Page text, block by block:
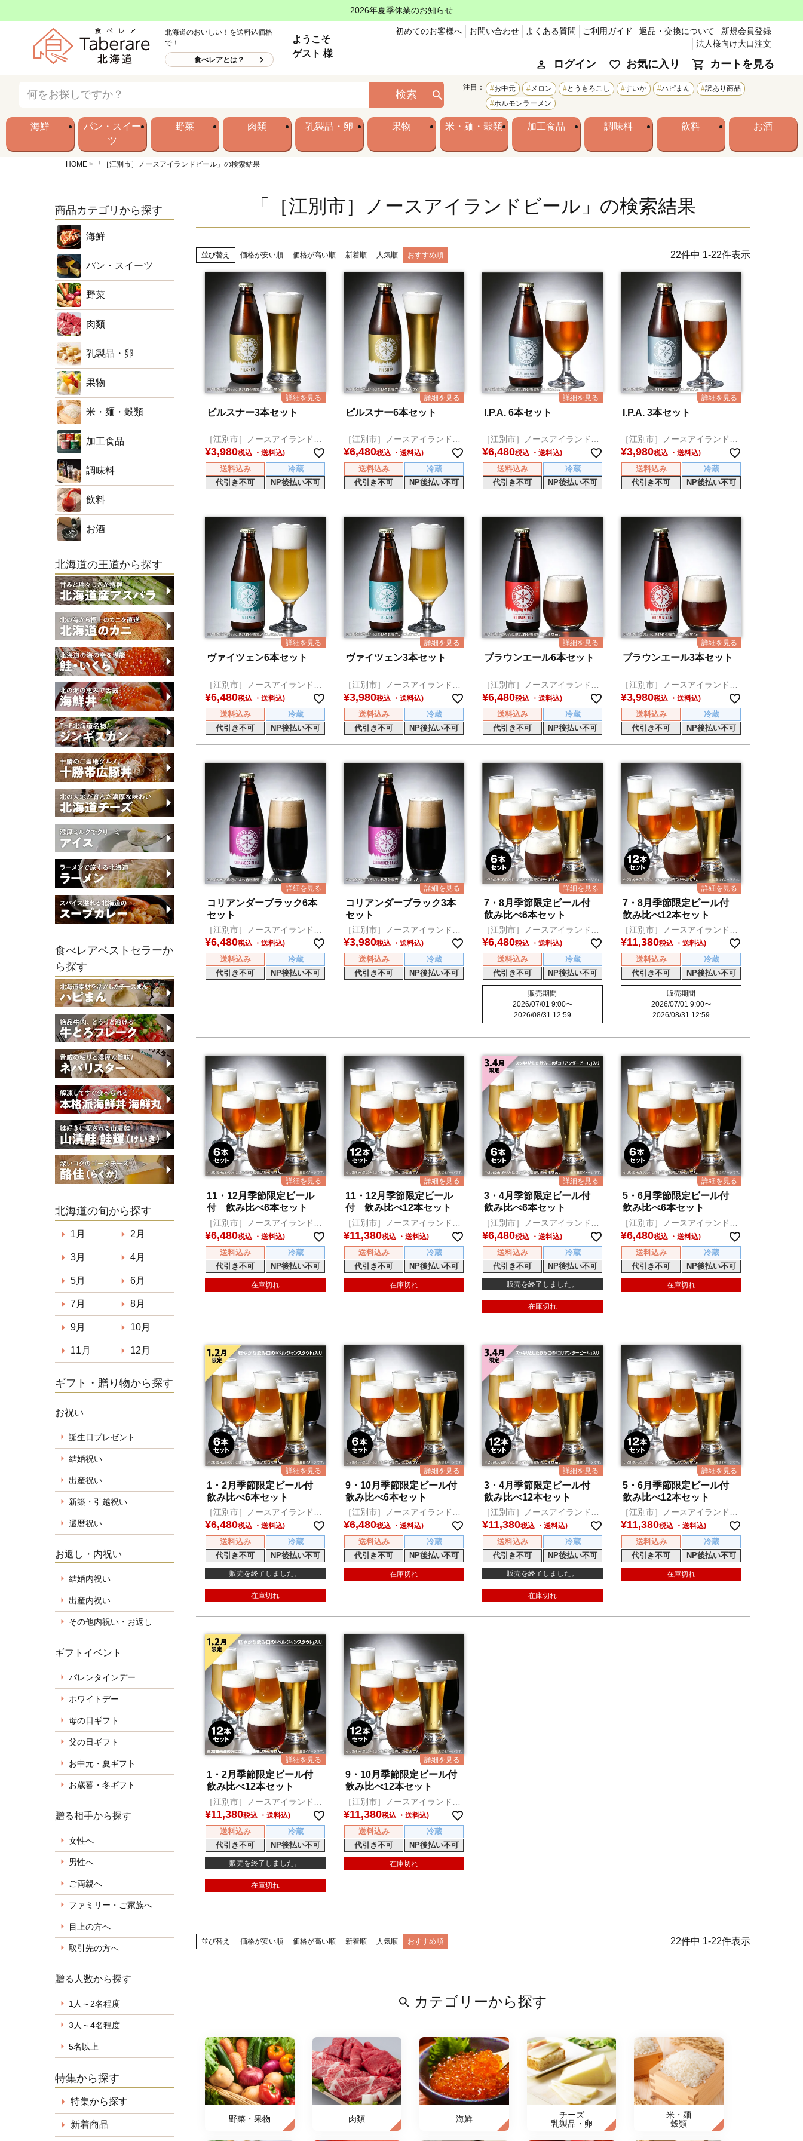
2026年夏季休業のお知らせ
北海道のおいしい！を送料込価格
で！
食べレアとは？
ようこそ
ゲスト 様
初めてのお客様へ お問い合わせ よくある質問 ご利用ガイド 返品・交換について
新規会員登録
法人様向け大口注文
ログイン お気に入り カートを見る
検索
注目： お中元 メロン とうもろこし すいか ハピまん
訳あり商品
ホルモンラーメン
海鮮
パン・スイー
ツ
野菜 肉類 乳製品・卵 果物 米・麺・穀類 加工食品 調味料 飲料 お酒
HOME 「［江別市］ノースアイランドビール」の検索結果
商品カテゴリから探す
海鮮
パン・スイーツ
野菜
肉類
乳製品・卵
果物
米・麺・穀類
加工食品
調味料
飲料
お酒
北海道の王道から探す
食べレアベストセラーか
ら探す
北海道の旬から探す
1月 2月
3月 4月
5月 6月
7月 8月
9月 10月
11月 12月
ギフト・贈り物から探す
お祝い
誕生日プレゼント
結婚祝い
出産祝い
新築・引越祝い
還暦祝い
お返し・内祝い
結婚内祝い
出産内祝い
その他内祝い・お返し
ギフトイベント
バレンタインデー
ホワイトデー
母の日ギフト
父の日ギフト
お中元・夏ギフト
お歳暮・冬ギフト
贈る相手から探す
女性へ
男性へ
ご両親へ
ファミリー・ご家族へ
目上の方へ
取引先の方へ
贈る人数から探す
1人～2名程度
3人～4名程度
5名以上
特集から探す
特集から探す
新着商品
「［江別市］ノースアイランドビール」の検索結果
並び替え 価格が安い順 価格が高い順 新着順 人気順 おすすめ順 22件中 1-22件表示
ピルスナー3本セット
［江別市］ノースアイランドビ
ール
¥3,980税込
送料込み
冷蔵
代引き不可
NP後払い不可
ピルスナー6本セット
［江別市］ノースアイランドビ
ール
¥6,480税込
送料込み
冷蔵
代引き不可
NP後払い不可
I.P.A. 6本セット
［江別市］ノースアイランドビ
ール
¥6,480税込
送料込み
冷蔵
代引き不可
NP後払い不可
I.P.A. 3本セット
［江別市］ノースアイランドビ
ール
¥3,980税込
送料込み
冷蔵
代引き不可
NP後払い不可
ヴァイツェン6本セット
［江別市］ノースアイランドビ
ール
¥6,480税込
送料込み
冷蔵
代引き不可
NP後払い不可
ヴァイツェン3本セット
［江別市］ノースアイランドビ
ール
¥3,980税込
送料込み
冷蔵
代引き不可
NP後払い不可
ブラウンエール6本セット
［江別市］ノースアイランドビ
ール
¥6,480税込
送料込み
冷蔵
代引き不可
NP後払い不可
ブラウンエール3本セット
［江別市］ノースアイランドビ
ール
¥3,980税込
送料込み
冷蔵
代引き不可
NP後払い不可
コリアンダーブラック6本
セット
［江別市］ノースアイランドビ
ール
¥6,480税込
送料込み
冷蔵
代引き不可
NP後払い不可
コリアンダーブラック3本
セット
［江別市］ノースアイランドビ
ール
¥3,980税込
送料込み
冷蔵
代引き不可
NP後払い不可
7・8月季節限定ビール付
飲み比べ6本セット
［江別市］ノースアイランドビ
ール
¥6,480税込
送料込み
冷蔵
代引き不可
NP後払い不可
販売期間
2026/07/01 9:00〜
2026/08/31 12:59
7・8月季節限定ビール付
飲み比べ12本セット
［江別市］ノースアイランドビ
ール
¥11,380税込
送料込み
冷蔵
代引き不可
NP後払い不可
販売期間
2026/07/01 9:00〜
2026/08/31 12:59
11・12月季節限定ビール
付 飲み比べ6本セット
［江別市］ノースアイランドビ
ール
¥6,480税込
送料込み
冷蔵
代引き不可
NP後払い不可
在庫切れ
11・12月季節限定ビール
付 飲み比べ12本セット
［江別市］ノースアイランドビ
ール
¥11,380税込
送料込み
冷蔵
代引き不可
NP後払い不可
在庫切れ
3・4月季節限定ビール付
飲み比べ6本セット
［江別市］ノースアイランドビ
ール
¥6,480税込
送料込み
冷蔵
代引き不可
NP後払い不可
販売を終了しました。
在庫切れ
5・6月季節限定ビール付
飲み比べ6本セット
［江別市］ノースアイランドビ
ール
¥6,480税込
送料込み
冷蔵
代引き不可
NP後払い不可
在庫切れ
1・2月季節限定ビール付
飲み比べ6本セット
［江別市］ノースアイランドビ
ール
¥6,480税込
送料込み
冷蔵
代引き不可
NP後払い不可
販売を終了しました。
在庫切れ
9・10月季節限定ビール付
飲み比べ6本セット
［江別市］ノースアイランドビ
ール
¥6,480税込
送料込み
冷蔵
代引き不可
NP後払い不可
在庫切れ
3・4月季節限定ビール付
飲み比べ12本セット
［江別市］ノースアイランドビ
ール
¥11,380税込
送料込み
冷蔵
代引き不可
NP後払い不可
販売を終了しました。
在庫切れ
5・6月季節限定ビール付
飲み比べ12本セット
［江別市］ノースアイランドビ
ール
¥11,380税込
送料込み
冷蔵
代引き不可
NP後払い不可
在庫切れ
1・2月季節限定ビール付
飲み比べ12本セット
［江別市］ノースアイランドビ
ール
¥11,380税込
送料込み
冷蔵
代引き不可
NP後払い不可
販売を終了しました。
在庫切れ
9・10月季節限定ビール付
飲み比べ12本セット
［江別市］ノースアイランドビ
ール
¥11,380税込
送料込み
冷蔵
代引き不可
NP後払い不可
在庫切れ
並び替え 価格が安い順 価格が高い順 新着順 人気順 おすすめ順 22件中 1-22件表示
カテゴリーから探す
野菜・果物 肉類 海鮮
チーズ
乳製品・卵
米・麺
穀類